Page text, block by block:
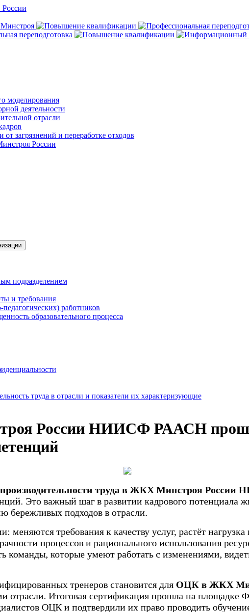
моделирования
деятельности
отрасли
загрязнений и переработке отходов
России
подразделением
и требования
работников
образовательного процесса
труда в отрасли и показатели их характеризующие
России НИИСФ РААСН
производительности труда в ЖКХ Минстроя
Это важный шаг в развитии кадрового потенциала
бережливых подходов в отрасли.
требования к качеству услуг, растёт
процессов и рационального использования
команды, которые умеют работать с изменениями,
тренеров становится для ОЦК в ЖКХ
отрасли. Итоговая сертификация прошла на площадке
ОЦК и подтвердили их право проводить